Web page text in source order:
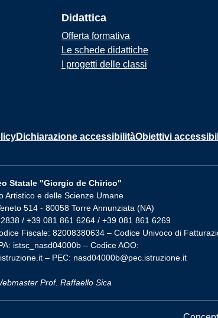
Didattica
Offerta formativa
Le schede didattiche
I progetti delle classi
Dichiarazione accessibilitàObiettivi
Statale "Giorgio de Chirico"
Artistico e delle Scienze Umane
514 - 80058 Torre Annunziata (NA)
/ +39 081 861 6264 / +39 081 861 6269
Fiscale: 82008380634 – Codice Univoco di
istsc_nasd04000b – Codice AOO:
– PEC: nasd04000b@pec.istruzione.it
Prof. Raffaello Sica